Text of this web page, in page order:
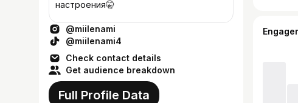
настроения🤫
@miilenami
@miilenami4
Check contact details
Get audience breakdown
Full Profile Data